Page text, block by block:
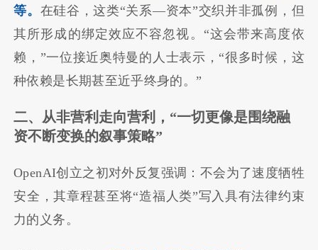
等。 在硅谷，这类“关系—资本”交织并非孤例，但
其所形成的绑定效应不容忽视。“这会带来高度依
赖，”一位接近奥特曼的人士表示，“很多时候，这
种依赖是长期甚至近乎终身的。”
二、从非营利走向营利，“一切更像是围绕融
资不断变换的叙事策略”
OpenAI创立之初对外反复强调：不会为了速度牺牲
安全，其章程甚至将“造福人类”写入具有法律约束
力的义务。